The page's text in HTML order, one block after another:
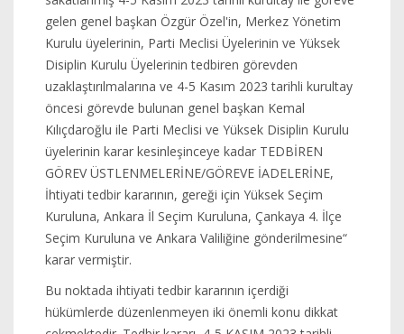
gelen genel başkan Özgür Özel'in, Merkez Yönetim
Kurulu üyelerinin, Parti Meclisi Üyelerinin ve Yüksek
Disiplin Kurulu Üyelerinin tedbiren görevden
uzaklaştırılmalarına ve 4-5 Kasım 2023 tarihli kurultay
öncesi görevde bulunan genel başkan Kemal
Kılıçdaroğlu ile Parti Meclisi ve Yüksek Disiplin Kurulu
üyelerinin karar kesinleşinceye kadar TEDBİREN
GÖREV ÜSTLENMELERİNE/GÖREVE İADELERİNE,
İhtiyati tedbir kararının, gereği için Yüksek Seçim
Kuruluna, Ankara İl Seçim Kuruluna, Çankaya 4. İlçe
Seçim Kuruluna ve Ankara Valiliğine gönderilmesine“
karar vermiştir.
Bu noktada ihtiyati tedbir kararının içerdiği
hükümlerde düzenlenmeyen iki önemli konu dikkat